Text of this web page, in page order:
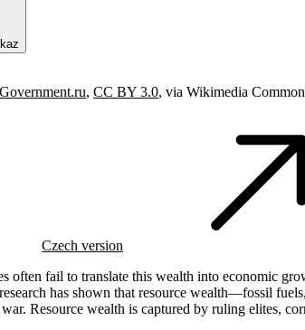
Government.ru, CC BY 3.0, via Wikimedia
Czech version
fail to translate this wealth into economic
has shown that resource wealth—fossil
Resource wealth is captured by ruling elites,